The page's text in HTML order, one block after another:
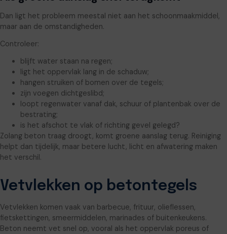
Dan ligt het probleem meestal niet aan het schoonmaakmiddel,
maar aan de omstandigheden.
Controleer:
blijft water staan na regen;
ligt het oppervlak lang in de schaduw;
hangen struiken of bomen over de tegels;
zijn voegen dichtgeslibd;
loopt regenwater vanaf dak, schuur of plantenbak over de
bestrating;
is het afschot te vlak of richting gevel gelegd?
Zolang beton traag droogt, komt groene aanslag terug. Reiniging
helpt dan tijdelijk, maar betere lucht, licht en afwatering maken
het verschil.
Vetvlekken op betontegels
Vetvlekken komen vaak van barbecue, frituur, olieflessen,
fietskettingen, smeermiddelen, marinades of buitenkeukens.
Beton neemt vet snel op, vooral als het oppervlak poreus of